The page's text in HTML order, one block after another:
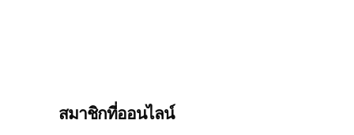
สมาชิกที่ออนไลน์